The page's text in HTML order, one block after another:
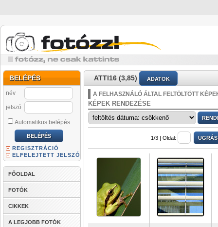
BELÉPÉS
név
jelszó
Automatikus belépés
REGISZTRÁCIÓ
ELFELEJTETT JELSZÓ
FŐOLDAL
FOTÓK
CIKKEK
A LEGJOBB FOTÓK
ATTI16 (3,85) ADATOK
A FELHASZNÁLÓ ÁLTAL FELTÖLTÖTT
KÉPEK RENDEZÉSE
1/3 | Oldal: